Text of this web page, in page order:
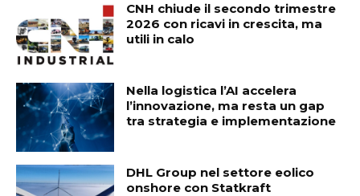
CNH chiude il secondo trimestre
2026 con ricavi in crescita, ma
utili in calo
Nella logistica l’AI accelera
l’innovazione, ma resta un gap
tra strategia e implementazione
DHL Group nel settore eolico
onshore con Statkraft